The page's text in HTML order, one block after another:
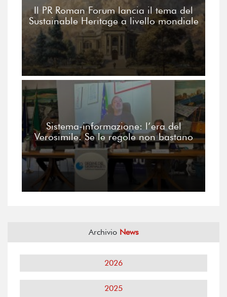
Il PR Roman Forum lancia il tema del
Sustainable Heritage a livello mondiale
Sistema-informazione: l’era del
Verosimile. Se le regole non bastano
Archivio News
2026
2025